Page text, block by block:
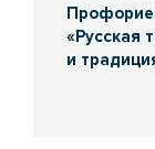
«Русская
и